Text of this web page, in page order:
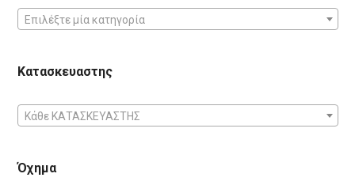
Επιλέξτε μία κατηγορία
Κατασκευαστης
Κάθε ΚΑΤΑΣΚΕΥΑΣΤΗΣ
Όχημα